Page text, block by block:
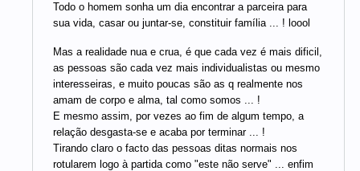
Todo o homem sonha um dia encontrar a parceira para
sua vida, casar ou juntar-se, constituir família ... ! loool
Mas a realidade nua e crua, é que cada vez é mais dificil,
as pessoas são cada vez mais individualistas ou mesmo
interesseiras, e muito poucas são as q realmente nos
amam de corpo e alma, tal como somos ... !
E mesmo assim, por vezes ao fim de algum tempo, a
relação desgasta-se e acaba por terminar ... !
Tirando claro o facto das pessoas ditas normais nos
rotularem logo à partida como "este não serve" ... enfim